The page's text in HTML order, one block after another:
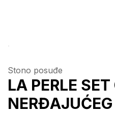
Stono posuđe
LA PERLE SET